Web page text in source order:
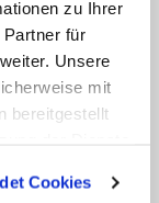
zu Ihrer
für
Unsere
mit
bereitgestellt
Cookies
Vor dem